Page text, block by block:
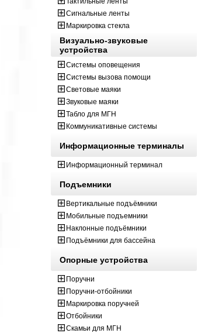
Сигнальные ленты
Маркировка стекла
Визуально-звуковые
устройства
Системы оповещения
Системы вызова помощи
Световые маяки
Звуковые маяки
Табло для МГН
Коммуникативные системы
Информационные терминалы
Информационный терминал
Подъемники
Вертикальные подъёмники
Мобильные подъемники
Наклонные подъёмники
Подъёмники для бассейна
Опорные устройства
Поручни
Поручни-отбойники
Маркировка поручней
Отбойники
Скамьи для МГН